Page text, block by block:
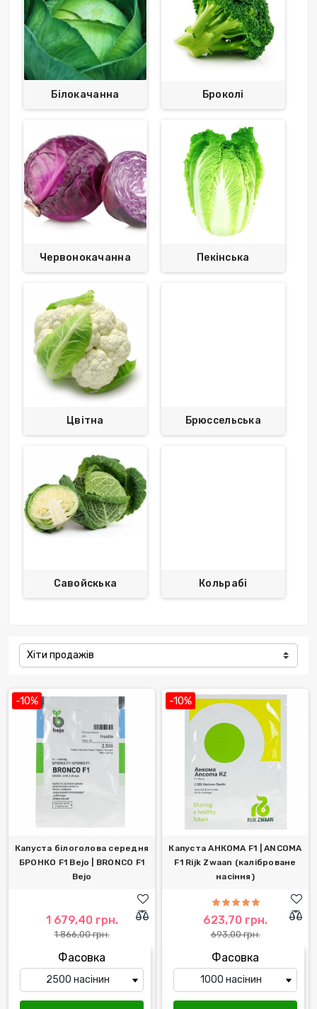
Білокачанна Броколі
Червонокачанна Пекінська
Цвітна Брюссельська
Савойскька Кольрабі
Хіти продажів
-10%
Капуста білоголова середня
БРОНКО F1 Bejo | BRONCO F1
Bejo
1 679,40 грн.
1 866,00 грн.
Фасовка
-10%
Капуста АНКОМА F1 | ANCOMA
F1 Rijk Zwaan (каліброване
насіння)
623,70 грн.
693,00 грн.
Фасовка